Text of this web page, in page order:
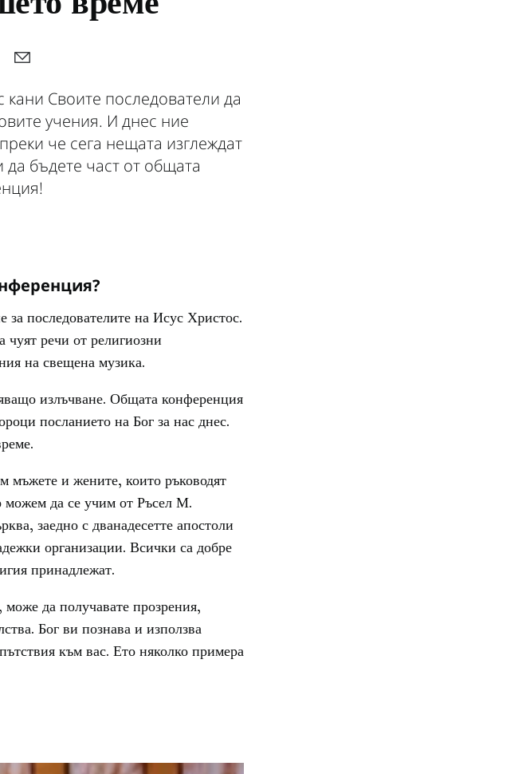
Своите последователи да
учения. И днес ние
че сега нещата изглеждат
бъдете част от общата
последователите на Исус Христос.
чуят речи от религиозни
на свещена музика.
излъчване. Общата конференция
посланието на Бог за нас днес.
мъжете и жените, които ръководят
можем да се учим от Ръсел М.
заедно с дванадесетте апостоли
организации. Всички са добре
принадлежат.
може да получавате прозрения,
Бог ви познава и използва
към вас. Ето няколко примера